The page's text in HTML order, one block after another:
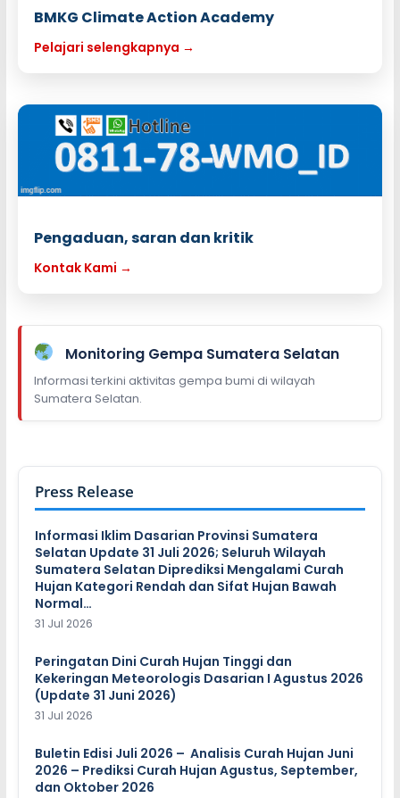
BMKG Climate Action Academy
Pelajari selengkapnya →
Pengaduan, saran dan kritik
Kontak Kami →
Monitoring Gempa Sumatera Selatan
Informasi terkini aktivitas gempa bumi di wilayah
Sumatera Selatan.
Press Release
Informasi Iklim Dasarian Provinsi Sumatera
Selatan Update 31 Juli 2026; Seluruh Wilayah
Sumatera Selatan Diprediksi Mengalami Curah
Hujan Kategori Rendah dan Sifat Hujan Bawah
Normal…
31 Jul 2026
Peringatan Dini Curah Hujan Tinggi dan
Kekeringan Meteorologis Dasarian I Agustus 2026
(Update 31 Juni 2026)
31 Jul 2026
Buletin Edisi Juli 2026 – Analisis Curah Hujan Juni
2026 – Prediksi Curah Hujan Agustus, September,
dan Oktober 2026